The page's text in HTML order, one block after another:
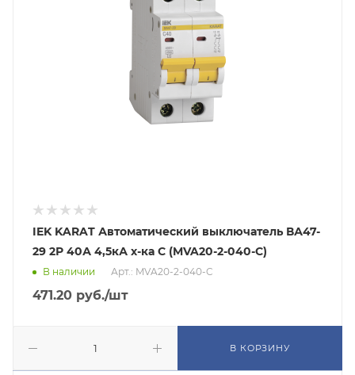
IEK KARAT Автоматический выключатель ВА47-
29 2Р 40А 4,5кА х-ка С (MVA20-2-040-C)
В наличии Арт.: MVA20-2-040-C
471.20 руб./шт
В КОРЗИНУ